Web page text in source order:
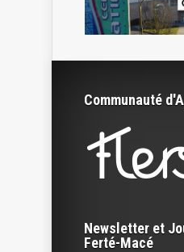
Communauté
Newsletter et
Ferté-Macé